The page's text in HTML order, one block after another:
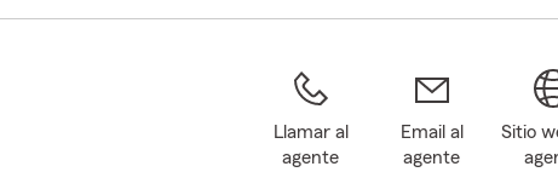
Llamar al
agente
Email al
agente
Sitio